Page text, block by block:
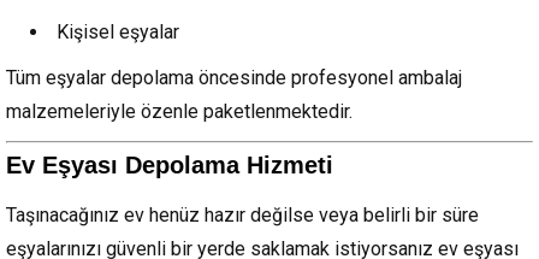
Kişisel eşyalar
Tüm eşyalar depolama öncesinde profesyonel ambalaj
malzemeleriyle özenle paketlenmektedir.
Ev Eşyası Depolama Hizmeti
Taşınacağınız ev henüz hazır değilse veya belirli bir süre
eşyalarınızı güvenli bir yerde saklamak istiyorsanız ev eşyası